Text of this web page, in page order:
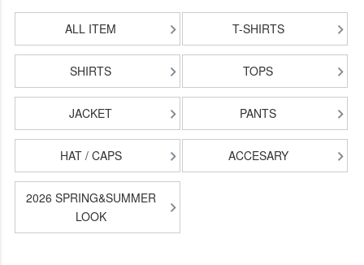
ALL ITEM T-SHIRTS
SHIRTS TOPS
JACKET PANTS
HAT / CAPS ACCESARY
2026 SPRING&SUMMER
LOOK